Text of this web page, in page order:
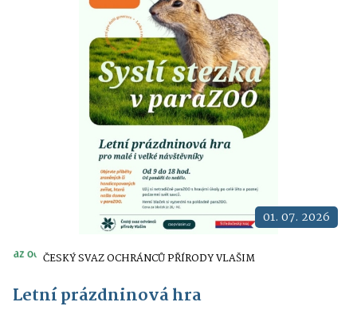
01. 07. 2026
ČESKÝ SVAZ OCHRÁNCŮ PŘÍRODY VLAŠIM
Letní prázdninová hra